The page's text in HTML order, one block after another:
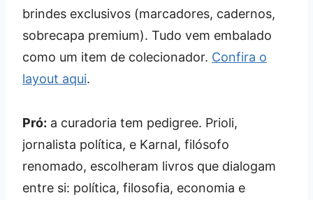
brindes exclusivos (marcadores, cadernos,
sobrecapa premium). Tudo vem embalado
como um item de colecionador. Confira o
layout aqui.
Pró: a curadoria tem pedigree. Prioli,
jornalista política, e Karnal, filósofo
renomado, escolheram livros que dialogam
entre si: política, filosofia, economia e